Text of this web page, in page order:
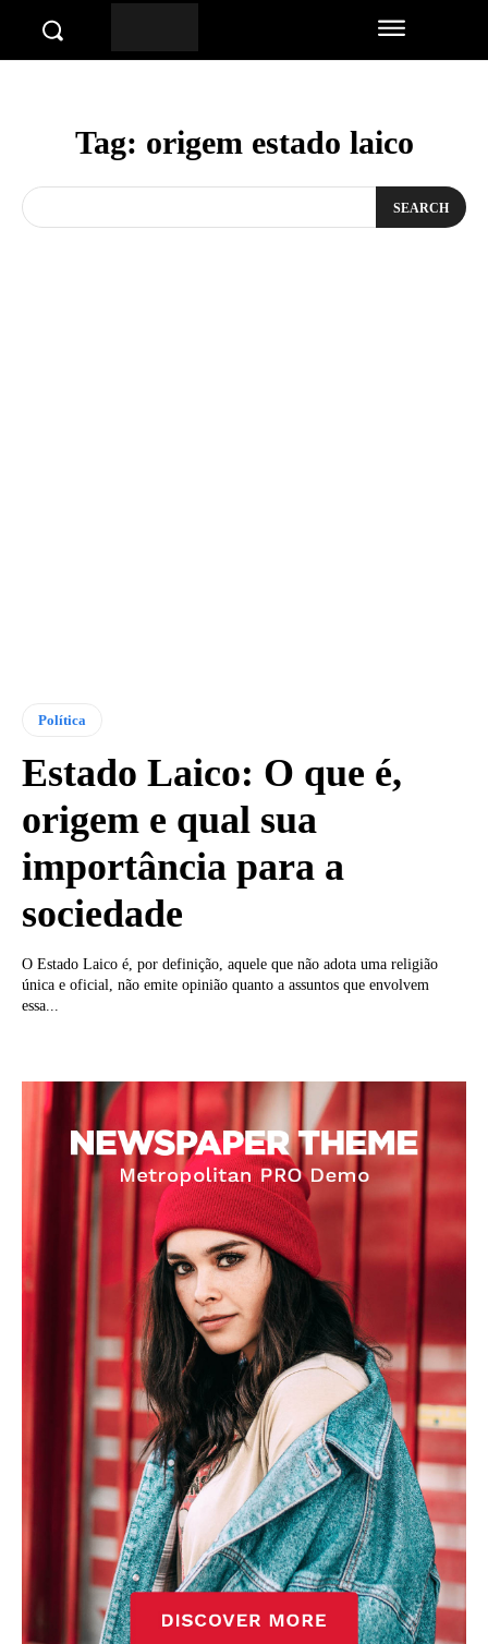
Tag: origem estado laico
SEARCH
Política
Estado Laico: O que é,
origem e qual sua
importância para a
sociedade
O Estado Laico é, por definição, aquele que não adota uma religião
única e oficial, não emite opinião quanto a assuntos que envolvem
essa...